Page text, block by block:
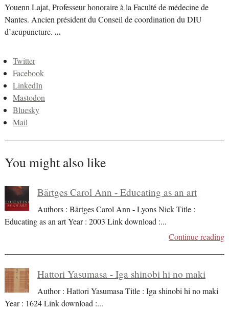
Youenn Lajat, Professeur honoraire à la Faculté de médecine de
Nantes. Ancien président du Conseil de coordination du DIU
d’acupuncture. ...
Twitter
Facebook
LinkedIn
Mastodon
Bluesky
Mail
You might also like
Bärtges Carol Ann - Educating as an art
Authors : Bärtges Carol Ann - Lyons Nick Title :
Educating as an art Year : 2003 Link download :...
Continue reading
Hattori Yasumasa - Iga shinobi hi no maki
Author : Hattori Yasumasa Title : Iga shinobi hi no maki
Year : 1624 Link download :...